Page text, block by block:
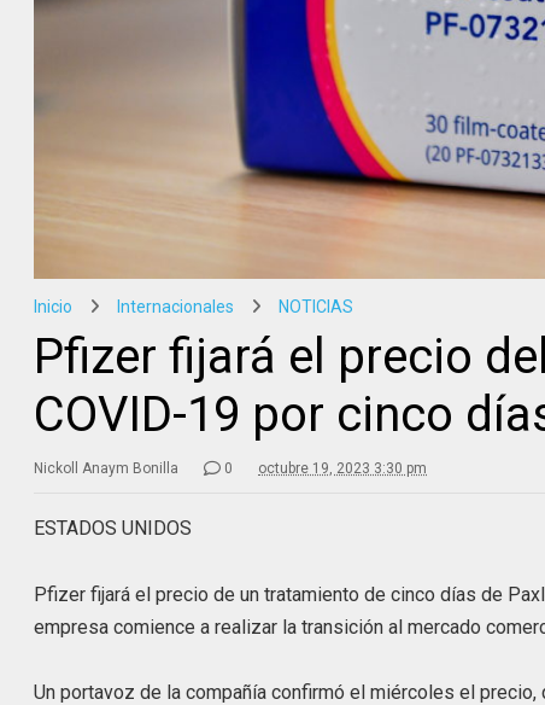
Inicio Internacionales NOTICIAS
Pfizer fijará el precio
COVID-19 por cinco
Nickoll Anaym Bonilla 0 octubre 19, 2023 3:30 pm
ESTADOS UNIDOS
Pfizer fijará el precio de un tratamiento de cinco días de
empresa comience a realizar la transición al mercado
Un portavoz de la compañía confirmó el miércoles el